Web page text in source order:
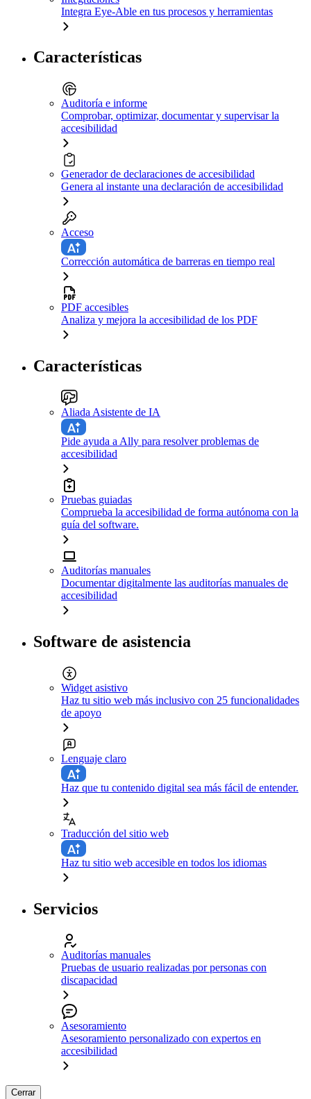
Integra Eye-Able en tus procesos y herramientas
Características
Auditoría e informe
Comprobar, optimizar, documentar y supervisar la
accesibilidad
Generador de declaraciones de accesibilidad
Genera al instante una declaración de accesibilidad
Acceso
Corrección automática de barreras en tiempo real
PDF accesibles
Analiza y mejora la accesibilidad de los PDF
Características
Aliada Asistente de IA
Pide ayuda a Ally para resolver problemas de
accesibilidad
Pruebas guiadas
Comprueba la accesibilidad de forma autónoma con la
guía del software.
Auditorías manuales
Documentar digitalmente las auditorías manuales de
accesibilidad
Software de asistencia
Widget asistivo
Haz tu sitio web más inclusivo con 25 funcionalidades
de apoyo
Lenguaje claro
Haz que tu contenido digital sea más fácil de entender.
Traducción del sitio web
Haz tu sitio web accesible en todos los idiomas
Servicios
Auditorías manuales
Pruebas de usuario realizadas por personas con
discapacidad
Asesoramiento
Asesoramiento personalizado con expertos en
accesibilidad
Cerrar